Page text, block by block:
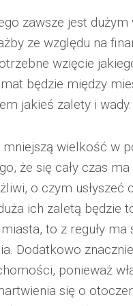
zawsze jest
ze względu na
wzięcie
będzie między
jakieś zalety i wady.
wielkość w
że się cały czas ma
o czym usłyszeć
ich zaletą będzie
to z reguły
Dodatkowo
ponieważ
się o